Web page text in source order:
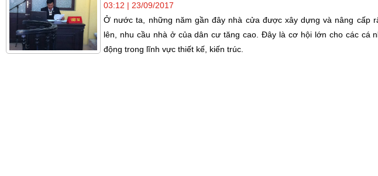
03:12 | 23/09/2017
Ở nước ta, những năm gần đây nhà cửa được xây dựng và nâng cấp
lên, nhu cầu nhà ở của dân cư tăng cao. Đây là cơ hội lớn cho các cá
động trong lĩnh vực thiết kế, kiến trúc.